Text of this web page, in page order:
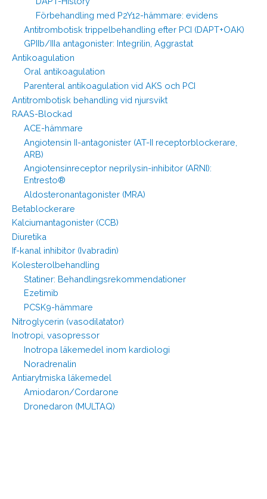
Förbehandling med P2Y12-hämmare: evidens
Antitrombotisk trippelbehandling efter PCI (DAPT+OAK)
GPIIb/IIIa antagonister: Integrilin, Aggrastat
Antikoagulation
Oral antikoagulation
Parenteral antikoagulation vid AKS och PCI
Antitrombotisk behandling vid njursvikt
RAAS-Blockad
ACE-hämmare
Angiotensin II-antagonister (AT-II receptorblockerare,
ARB)
Angiotensinreceptor neprilysin-inhibitor (ARNI):
Entresto®
Aldosteronantagonister (MRA)
Betablockerare
Kalciumantagonister (CCB)
Diuretika
If-kanal inhibitor (Ivabradin)
Kolesterolbehandling
Statiner: Behandlingsrekommendationer
Ezetimib
PCSK9-hämmare
Nitroglycerin (vasodilatator)
Inotropi, vasopressor
Inotropa läkemedel inom kardiologi
Noradrenalin
Antiarytmiska läkemedel
Amiodaron/Cordarone
Dronedaron (MULTAQ)